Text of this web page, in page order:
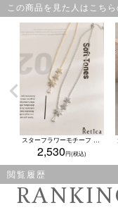
この商品を見た人はこち
スターフラワーモチーフ ビジューネックレス(ゴールド/シルバー)
2,530
閲覧履歴